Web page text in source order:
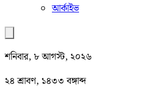
আর্কাইভ
শনিবার, ৮ আগস্ট, ২০২৬
২৪ শ্রাবণ, ১৪৩৩ বঙ্গাব্দ